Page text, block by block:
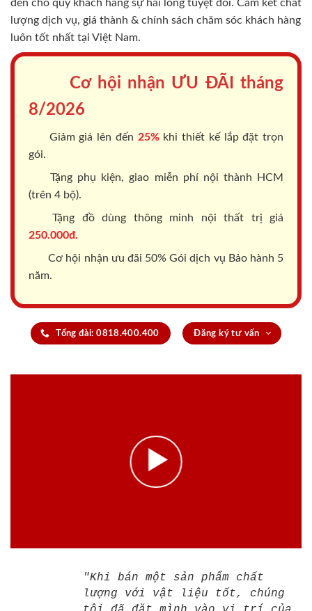
đến cho quý khách hàng sự hài lòng tuyệt đối. Cam kết chất
lượng dịch vụ, giá thành & chính sách chăm sóc khách hàng
luôn tốt nhất tại Việt Nam.
Cơ hội nhận ƯU ĐÃI tháng
8/2026
Giảm giá lên đến 25%khi thiết kế lắp đặt trọn
gói.
Tặng phụ kiện, giao miễn phí nội thành HCM
(trên 4 bộ).
Tặng đồ dùng thông minh nội thất trị giá
250.000đ.
Cơ hội nhận ưu đãi 50% Gói dịch vụ Bảo hành 5
năm.
Tổng đài: 0818.400.400 Đăng ký tư vấn
"Khi bán một sản phẩm chất
lượng với vật liệu tốt, chúng